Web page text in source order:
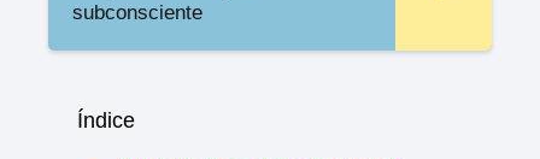
subconsciente
Índice